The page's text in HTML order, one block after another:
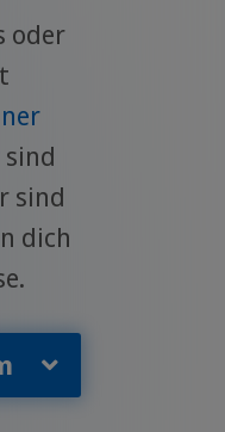
oder
sind
sind
dich